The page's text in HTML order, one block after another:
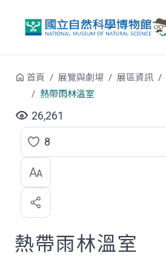
首頁 展覽與劇場 展區資訊
熱帶雨林溫室
26,261
點
選
喜
歡
8
熱帶雨林溫室